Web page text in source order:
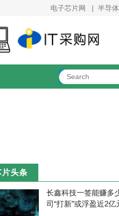
电子芯片网 | 半导
片头条
长鑫科技一签能赚多
司“打新”或浮盈近2亿